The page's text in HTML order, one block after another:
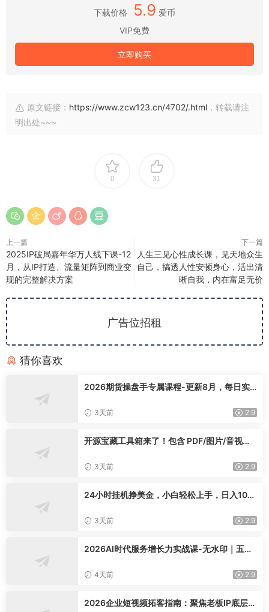
下载价格 5.9 爱币
VIP免费
立即购买
原文链接： https://www.zcw123.cn/4702/.html ，转载请注
明出处~~~
0 31
上一篇
2025IP破局嘉年华万人线下课-12
月，从IP打造、流量矩阵到商业变
现的完整解决方案
下一篇
人生三见心性成长课，见天地众生
自己，搞透人性安顿身心，活出清
晰自我，内在富足无价
广告位招租
猜你喜欢
2026期货操盘手专属课程-更新8月，每日实
3天前 2.9
开源宝藏工具箱来了！包含 PDF/图片/音视频/
knit-desktop
3天前 2.9
24小时挂机挣美金，小白轻松上手，日入100
3天前 2.9
2026AI时代服务增长力实战课-无水印｜五力
卷实现长效业绩增长
4天前 2.9
2026企业短视频拓客指南：聚焦老板IP底层逻